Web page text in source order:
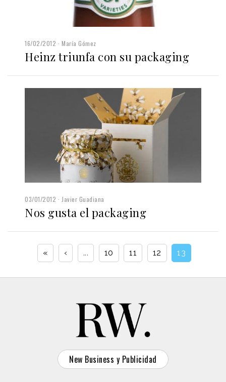
16/02/2012 María Gómez
Heinz triunfa con su packaging
03/01/2012 Javier Guadiana
Nos gusta el packaging
« ‹ ... 10 11 12 13
New Business y Publicidad